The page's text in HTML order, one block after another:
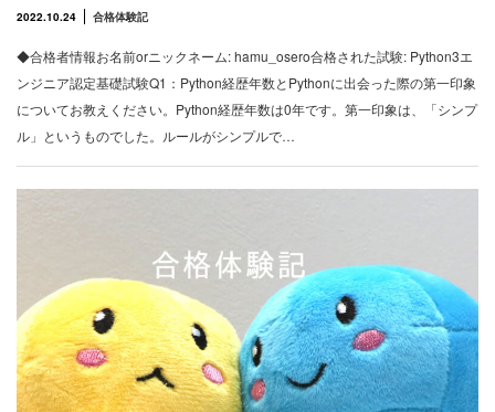
2022.10.24 合格体験記
◆合格者情報お名前orニックネーム: hamu_osero合格された試験: Python3エ
ンジニア認定基礎試験Q1：Python経歴年数とPythonに出会った際の第一印象
についてお教えください。Python経歴年数は0年です。第一印象は、「シンプ
ル」というものでした。ルールがシンプルで…